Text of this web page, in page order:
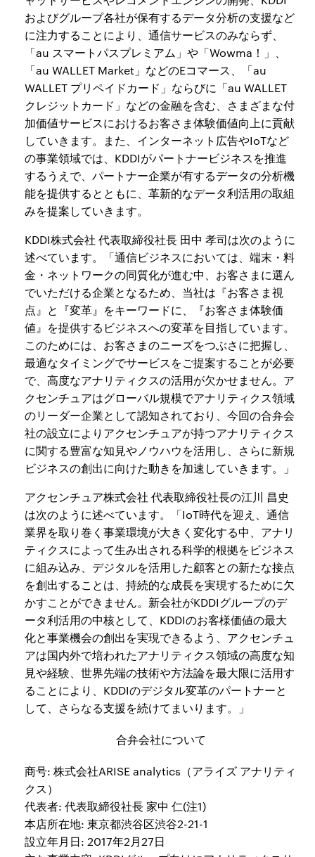
およびグループ各社が保有するデータ分析の支援など
に注力することにより、通信サービスのみならず、
「au スマートパスプレミアム」や「Wowma！」、
「au WALLET Market」などのEコマース、「au
WALLET プリペイドカード」ならびに「au WALLET
クレジットカード」などの金融を含む、さまざまな付
加価値サービスにおけるお客さま体験価値向上に貢献
していきます。また、インターネット広告やIoTなど
の事業領域では、KDDIがパートナービジネスを推進
するうえで、パートナー企業が有するデータの分析機
能を提供するとともに、革新的なデータ利活用の取組
みを提案していきます。
KDDI株式会社 代表取締役社長 田中 孝司は次のように
述べています。「通信ビジネスにおいては、端末・料
金・ネットワークの同質化が進む中、お客さまに選ん
でいただける企業となるため、当社は『お客さま視
点』と『変革』をキーワードに、『お客さま体験価
値』を提供するビジネスへの変革を目指しています。
このためには、お客さまのニーズをつぶさに把握し、
最適なタイミングでサービスをご提案することが必要
で、高度なアナリティクスの活用が欠かせません。ア
クセンチュアはグローバル規模でアナリティクス領域
のリーダー企業として認知されており、今回の合弁会
社の設立によりアクセンチュアが持つアナリティクス
に関する豊富な知見やノウハウを活用し、さらに新規
ビジネスの創出に向けた動きを加速していきます。」
アクセンチュア株式会社 代表取締役社長の江川 昌史
は次のように述べています。「IoT時代を迎え、通信
業界を取り巻く事業環境が大きく変化する中、アナリ
ティクスによって生み出される科学的根拠をビジネス
に組み込み、デジタルを活用した顧客との新たな接点
を創出することは、持続的な成長を実現するために欠
かすことができません。新会社がKDDIグループのデ
ータ利活用の中核として、KDDIのお客様価値の最大
化と事業機会の創出を実現できるよう、アクセンチュ
アは国内外で培われたアナリティクス領域の高度な知
見や経験、世界先端の技術や方法論を最大限に活用す
ることにより、KDDIのデジタル変革のパートナーと
して、さらなる支援を続けてまいります。」
合弁会社について
商号: 株式会社ARISE analytics（アライズ アナリティ
クス）
代表者: 代表取締役社長 家中 仁(注1)
本店所在地: 東京都渋谷区渋谷2-21-1
設立年月日: 2017年2月27日